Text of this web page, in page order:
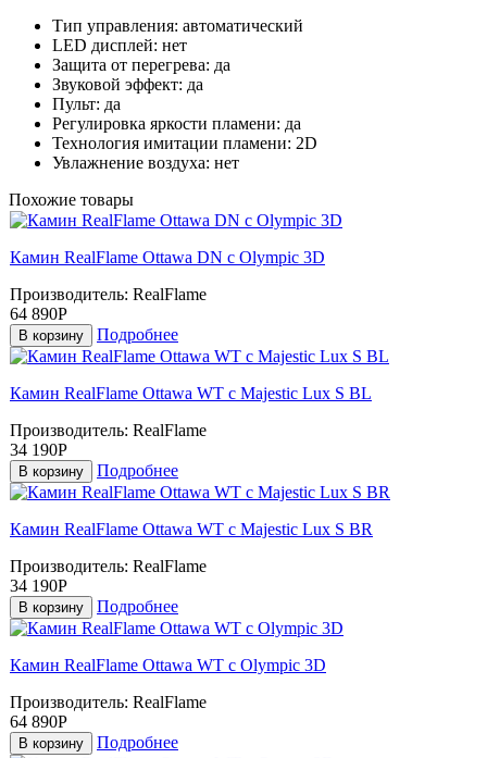
Тип управления: автоматический
LED дисплей: нет
Защита от перегрева: да
Звуковой эффект: да
Пульт: да
Регулировка яркости пламени: да
Технология имитации пламени: 2D
Увлажнение воздуха: нет
Похожие товары
Камин RealFlame Ottawa DN с Olympic 3D
Производитель: RealFlame
64 890Р
В корзину Подробнее
Камин RealFlame Ottawa WT с Majestic Lux S BL
Производитель: RealFlame
34 190Р
В корзину Подробнее
Камин RealFlame Ottawa WT с Majestic Lux S BR
Производитель: RealFlame
34 190Р
В корзину Подробнее
Камин RealFlame Ottawa WT с Olympic 3D
Производитель: RealFlame
64 890Р
В корзину Подробнее